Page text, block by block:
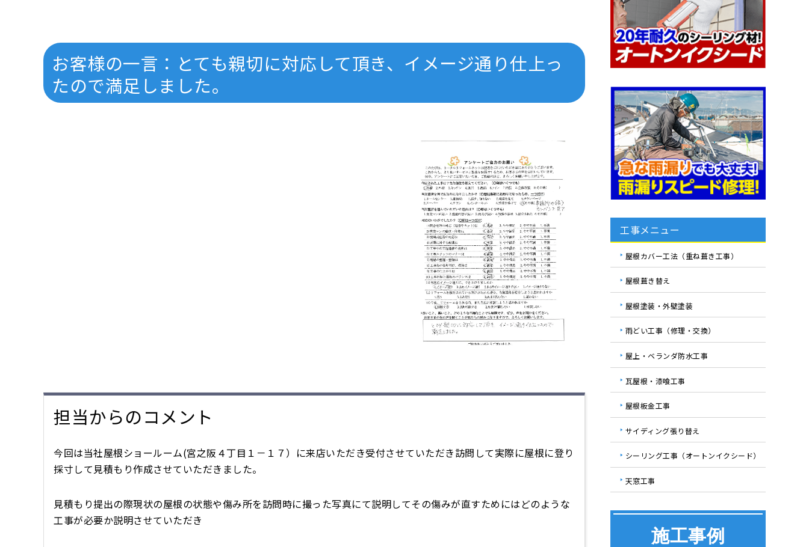
お客様の一言：とても親切に対応して頂き、イメージ通り仕上っ
たので満足しました。
担当からのコメント
今回は当社屋根ショールーム(宮之阪４丁目１－１７）に来店いただき受付させていただき訪問して実際に屋根に登り
採寸して見積もり作成させていただきました。
見積もり提出の際現状の屋根の状態や傷み所を訪問時に撮った写真にて説明してその傷みが直すためにはどのような
工事が必要か説明させていただき
工事メニュー
屋根カバー工法（重ね葺き工事）
屋根葺き替え
屋根塗装・外壁塗装
雨どい工事（修理・交換）
屋上・ベランダ防水工事
瓦屋根・漆喰工事
屋根板金工事
サイディング張り替え
シーリング工事（オートンイクシード）
天窓工事
施工事例